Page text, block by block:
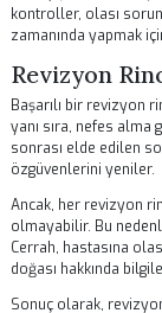
Revizyon
Revizyon rinoplasti
derece önemlidir.
önerilerine harfiyen
komplikasyon
Ayrıca, hastaların
olmaları
uygulamaktan
sınırlamaları